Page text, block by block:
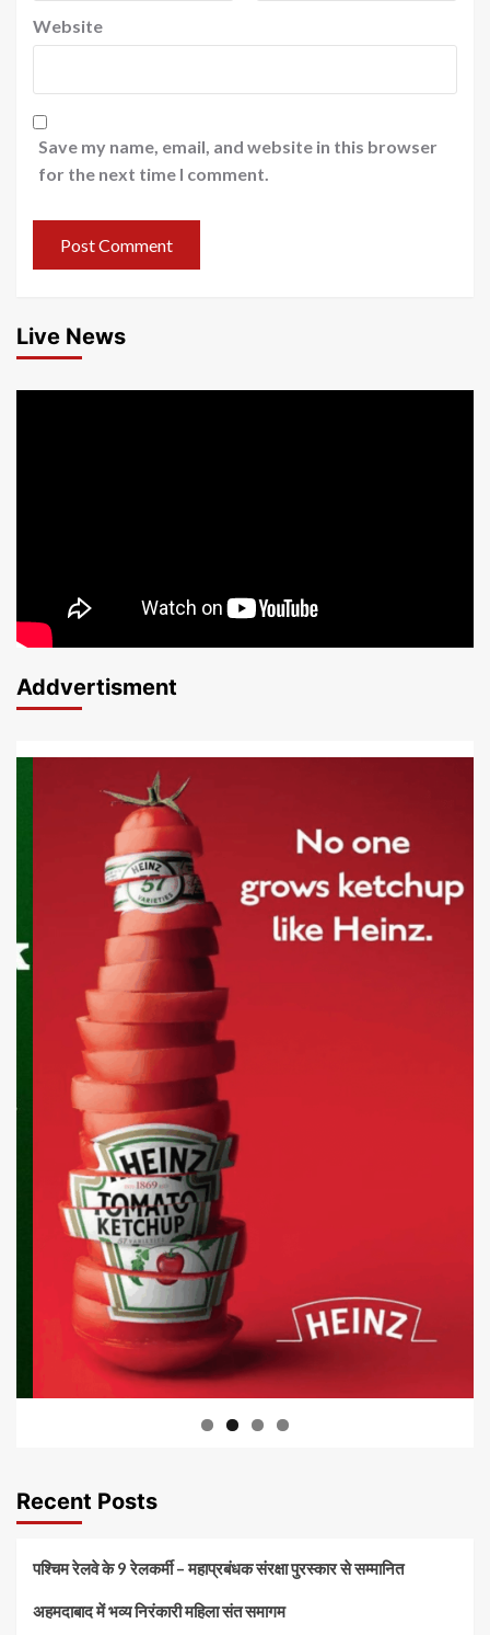
Website
Save my name, email, and website in this browser
for the next time I comment.
Live News
Addvertisment
Recent Posts
पश्चिम रेलवे के 9 रेलकर्मी – महाप्रबंधक संरक्षा पुरस्कार से सम्मानित
अहमदाबाद में भव्य निरंकारी महिला संत समागम